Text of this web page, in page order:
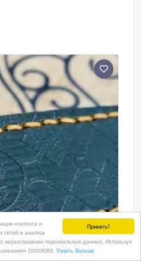
Принять!
контента и
и анализа
неразглашении персональных данных. Используя
coookies. Узнать больше